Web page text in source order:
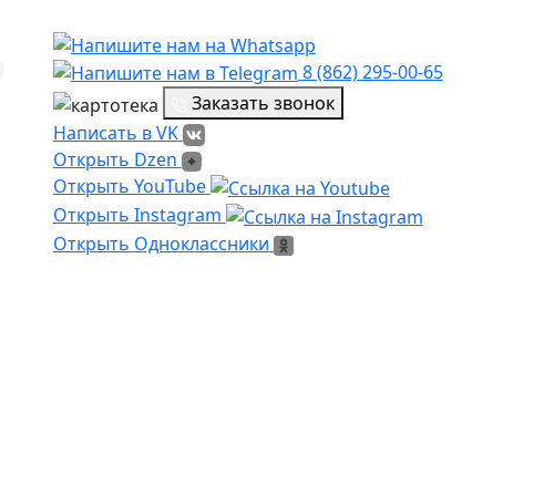
8 (862) 295-00-65
Заказать звонок
Написать в VK
Написать в VK
Открыть Dzen
Открыть Dzen
Ссылка на Youtube
Открыть YouTube
Ссылка на Instagram
Открыть Instagram
Открыть Одноклассники
Открыть Одноклассники